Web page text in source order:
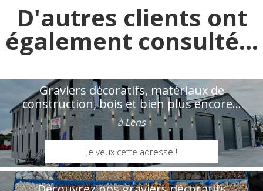
D'autres clients ont
également consulté...
Graviers décoratifs, matériaux de
construction, bois et bien plus encore...
à Lens
Je veux cette adresse !